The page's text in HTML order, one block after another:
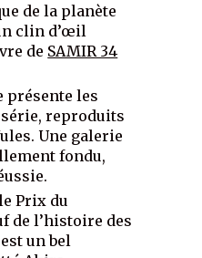
de la planète
clin d’œil
de SAMIR 34
présente les
reproduits
Une galerie
fondu,
Prix du
de l’histoire des
un bel